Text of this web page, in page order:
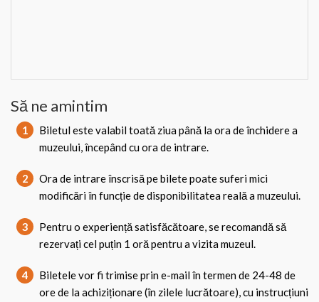
Să ne amintim
1
Biletul este valabil toată ziua până la ora de închidere a
muzeului, începând cu ora de intrare.
2
Ora de intrare înscrisă pe bilete poate suferi mici
modificări în funcție de disponibilitatea reală a muzeului.
3
Pentru o experiență satisfăcătoare, se recomandă să
rezervați cel puțin 1 oră pentru a vizita muzeul.
4
Biletele vor fi trimise prin e-mail în termen de 24-48 de
ore de la achiziționare (în zilele lucrătoare), cu instrucțiuni